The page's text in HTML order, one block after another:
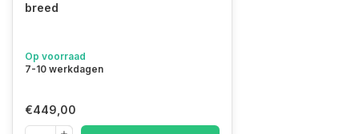
breed
Op voorraad
7-10 werkdagen
€449,00